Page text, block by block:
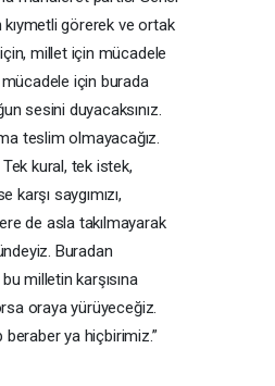
kıymetli görerek ve ortak
millet için mücadele
için burada
sesini duyacaksınız.
teslim olmayacağız.
kural, tek istek,
saygımızı,
de asla takılmayarak
Buradan
milletin karşısına
oraya yürüyeceğiz.
ya hiçbirimiz.”